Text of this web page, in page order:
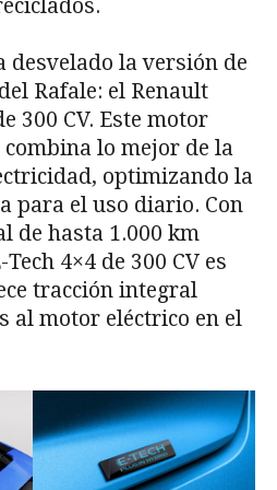
desvelado la versión de
Rafale: el Renault
300 CV. Este motor
lo mejor de la
optimizando la
para el uso diario. Con
de hasta 1.000 km
4×4 de 300 CV es
tracción integral
al motor eléctrico en el